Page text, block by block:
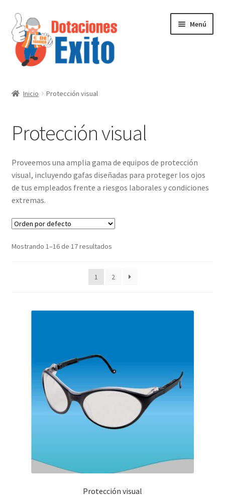
Ir
a
la
navegación
Ir
al
contenido
Menú
Contactenos
Inicio Protección visual
Protección visual
Proveemos una amplia gama de equipos de protección
visual, incluyendo gafas diseñadas para proteger los ojos
de tus empleados frente a riesgos laborales y condiciones
extremas.
Mostrando 1–16 de 17 resultados
1 2
Protección visual